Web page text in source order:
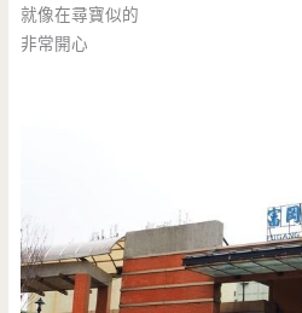
就像在尋寶似的
非常開心